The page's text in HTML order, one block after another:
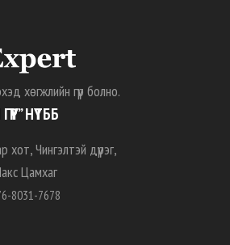
хөгжлийн гүүр болно.
НҮТББ
Чингэлтэй дүүрэг,
Цамхаг
8031-7678